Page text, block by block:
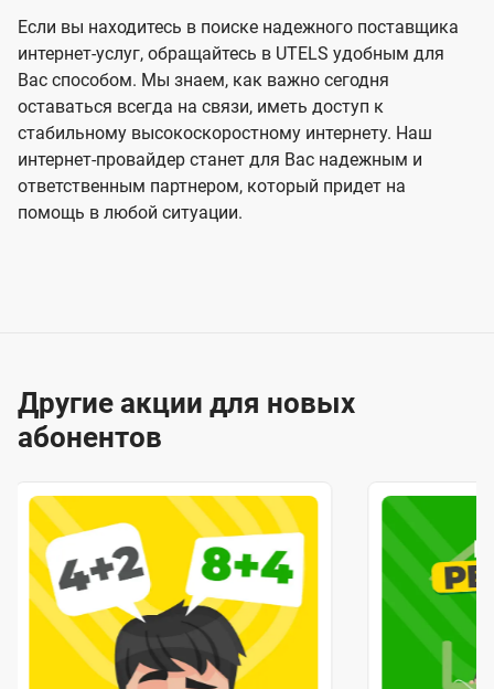
Если вы находитесь в поиске надежного поставщика
интернет-услуг, обращайтесь в UTELS удобным для
Вас способом. Мы знаем, как важно сегодня
оставаться всегда на связи, иметь доступ к
стабильному высокоскоростному интернету. Наш
интернет-провайдер станет для Вас надежным и
ответственным партнером, который придет на
помощь в любой ситуации.
Другие акции для новых
абонентов